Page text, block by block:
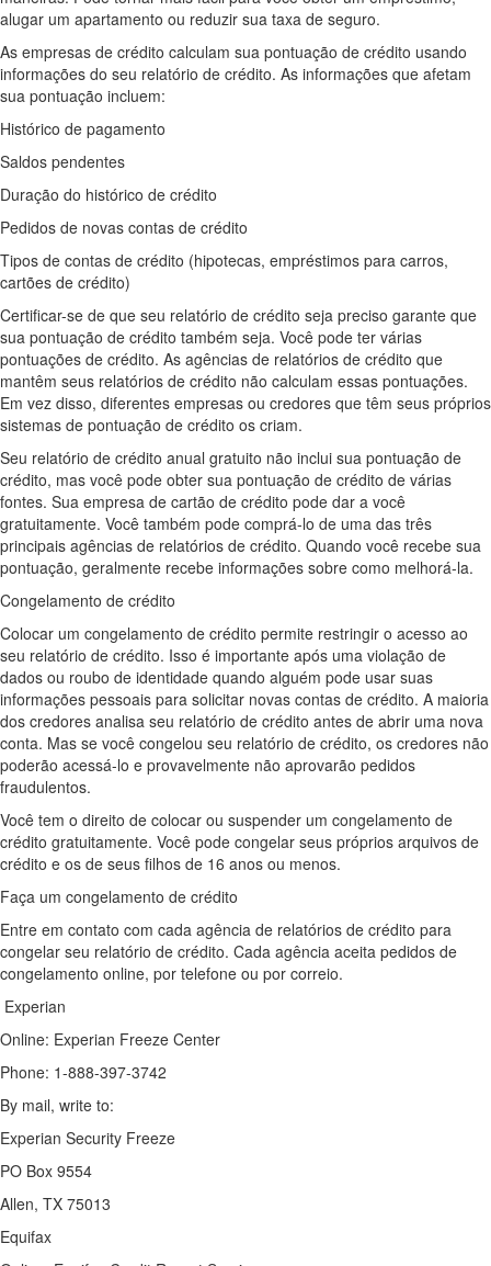
alugar um apartamento ou reduzir sua taxa de seguro.
As empresas de crédito calculam sua pontuação de crédito usando
informações do seu relatório de crédito. As informações que afetam
sua pontuação incluem:
Histórico de pagamento
Saldos pendentes
Duração do histórico de crédito
Pedidos de novas contas de crédito
Tipos de contas de crédito (hipotecas, empréstimos para carros,
cartões de crédito)
Certificar-se de que seu relatório de crédito seja preciso garante que
sua pontuação de crédito também seja. Você pode ter várias
pontuações de crédito. As agências de relatórios de crédito que
mantêm seus relatórios de crédito não calculam essas pontuações.
Em vez disso, diferentes empresas ou credores que têm seus próprios
sistemas de pontuação de crédito os criam.
Seu relatório de crédito anual gratuito não inclui sua pontuação de
crédito, mas você pode obter sua pontuação de crédito de várias
fontes. Sua empresa de cartão de crédito pode dar a você
gratuitamente. Você também pode comprá-lo de uma das três
principais agências de relatórios de crédito. Quando você recebe sua
pontuação, geralmente recebe informações sobre como melhorá-la.
Congelamento de crédito
Colocar um congelamento de crédito permite restringir o acesso ao
seu relatório de crédito. Isso é importante após uma violação de
dados ou roubo de identidade quando alguém pode usar suas
informações pessoais para solicitar novas contas de crédito. A maioria
dos credores analisa seu relatório de crédito antes de abrir uma nova
conta. Mas se você congelou seu relatório de crédito, os credores não
poderão acessá-lo e provavelmente não aprovarão pedidos
fraudulentos.
Você tem o direito de colocar ou suspender um congelamento de
crédito gratuitamente. Você pode congelar seus próprios arquivos de
crédito e os de seus filhos de 16 anos ou menos.
Faça um congelamento de crédito
Entre em contato com cada agência de relatórios de crédito para
congelar seu relatório de crédito. Cada agência aceita pedidos de
congelamento online, por telefone ou por correio.
Experian
Online: Experian Freeze Center
Phone: 1-888-397-3742
By mail, write to:
Experian Security Freeze
PO Box 9554
Allen, TX 75013
Equifax